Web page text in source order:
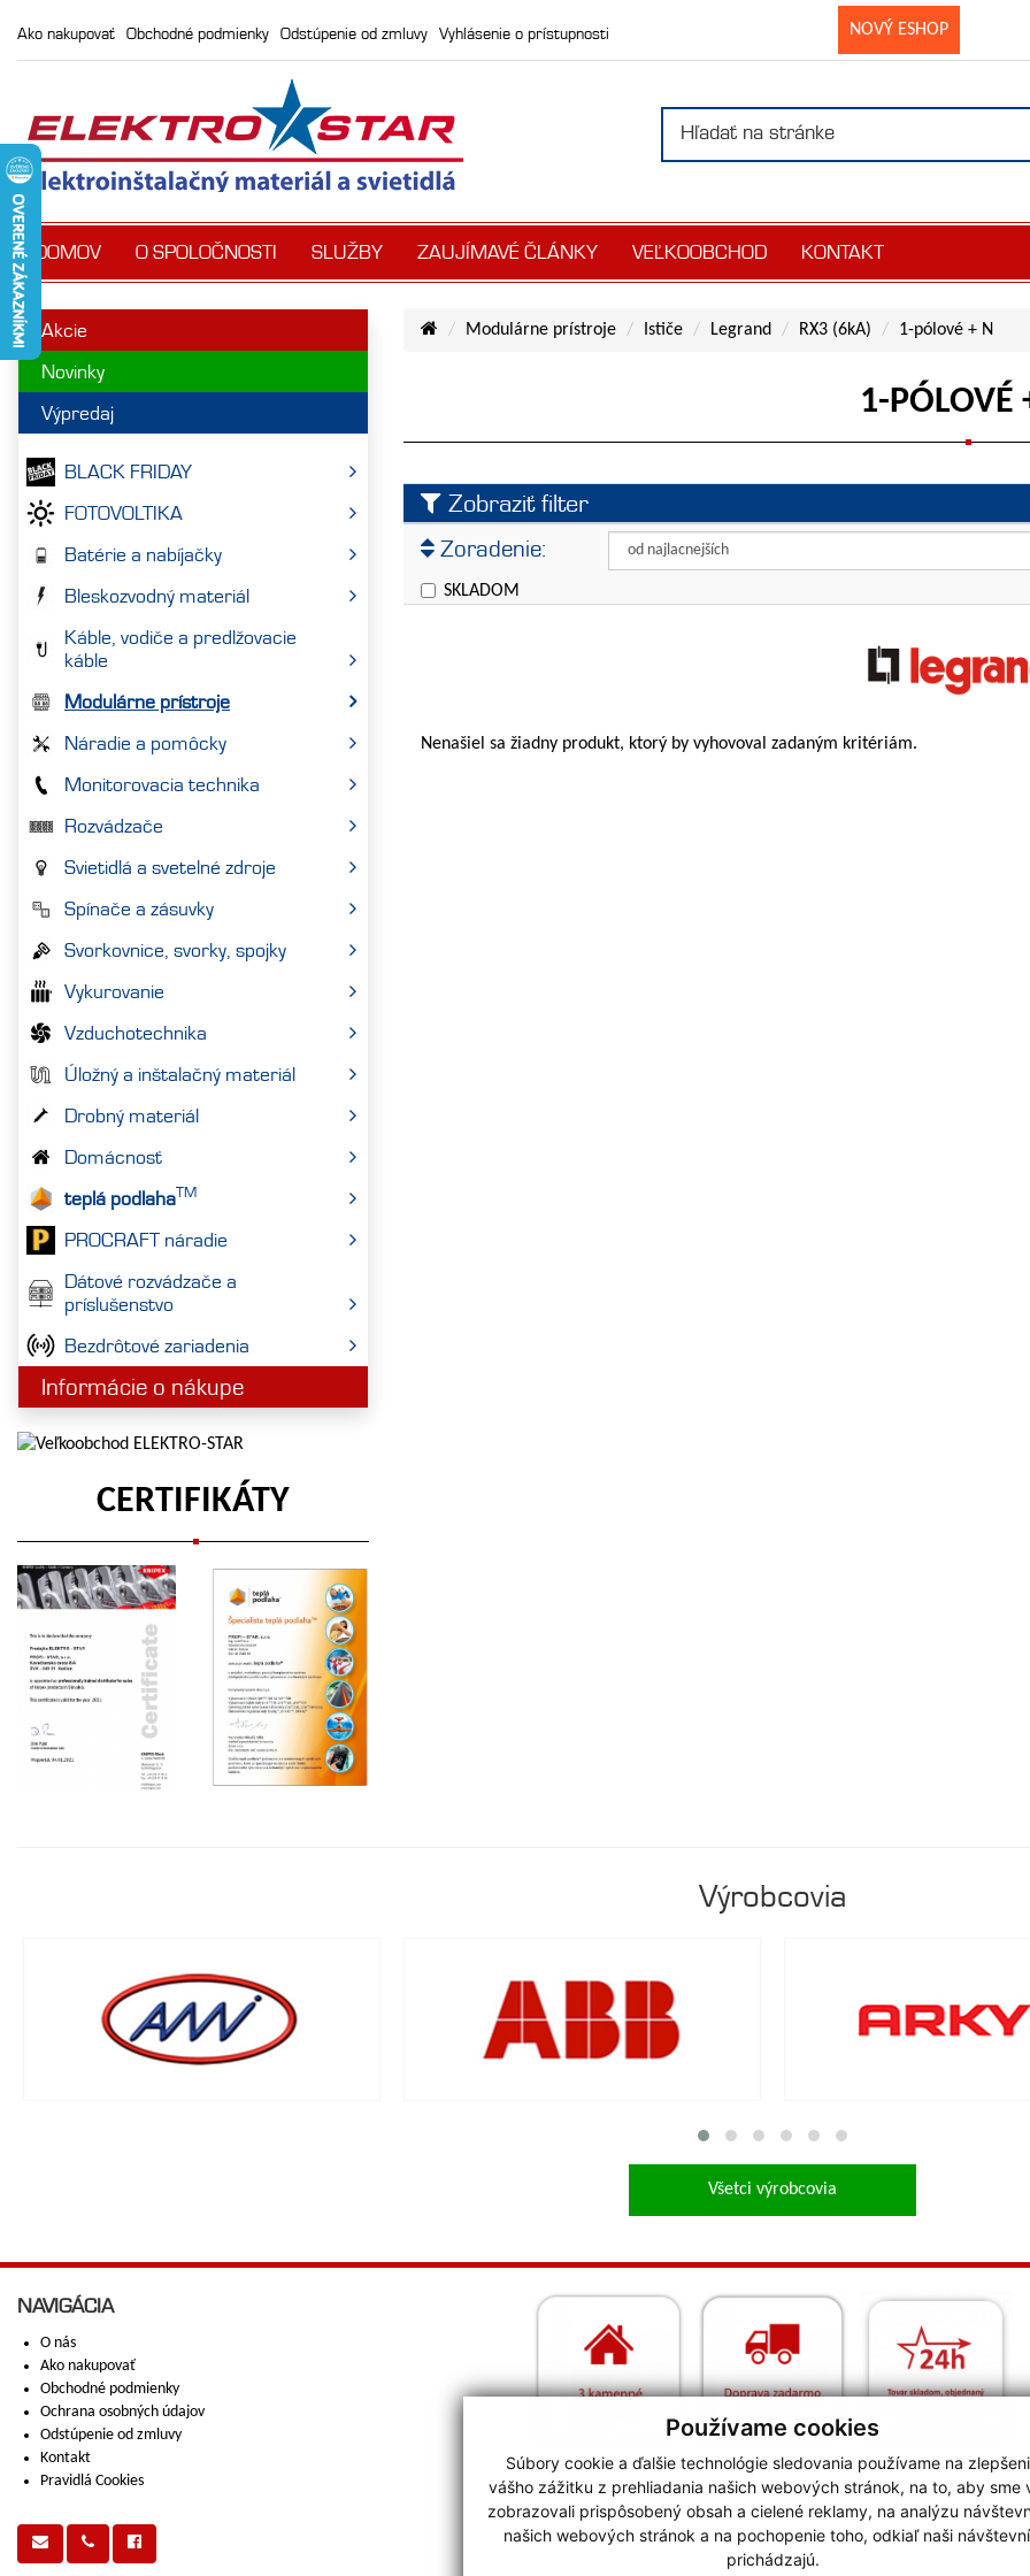
Používame cookies
Súbory cookie a ďalšie technológie sledovania používame na
vášho zážitku z prehliadania našich webových stránok, na to, aby sme
zobrazovali prispôsobený obsah a cielené reklamy, na analýzu
našich webových stránok a na pochopenie toho, odkiaľ naši
prichádzajú.
Ako nakupovať Obchodné podmienky Odstúpenie od zmluvy Vyhlásenie o prístupnosti NOVÝ ESHOP
DOMOV O SPOLOČNOSTI SLUŽBY ZAUJÍMAVÉ ČLÁNKY VEĽKOOBCHOD KONTAKT
Akcie
Novinky
Výpredaj
BLACK FRIDAY
FOTOVOLTIKA
Batérie a nabíjačky
Bleskozvodný materiál
Káble, vodiče a predlžovacie
káble
Modulárne prístroje
Náradie a pomôcky
Monitorovacia technika
Rozvádzače
Svietidlá a svetelné zdroje
Spínače a zásuvky
Svorkovnice, svorky, spojky
Vykurovanie
Vzduchotechnika
Úložný a inštalačný materiál
Drobný materiál
Domácnosť
teplá podlahaTM
PROCRAFT náradie
Dátové rozvádzače a
príslušenstvo
Bezdrôtové zariadenia
Informácie o nákupe
CERTIFIKÁTY
Modulárne prístroje Ističe Legrand RX3 (6kA) 1-pólové + N
1-PÓLOVÉ
Zobraziť filter
Cena Cena od:
Zoradenie:
SKLADOM
Nenašiel sa žiadny produkt, ktorý by vyhovoval zadaným kritériám.
Výrobcovia
Všetci výrobcovia
NAVIGÁCIA
O nás
Ako nakupovať
Obchodné podmienky
Ochrana osobných údajov
Odstúpenie od zmluvy
Kontakt
Pravidlá Cookies